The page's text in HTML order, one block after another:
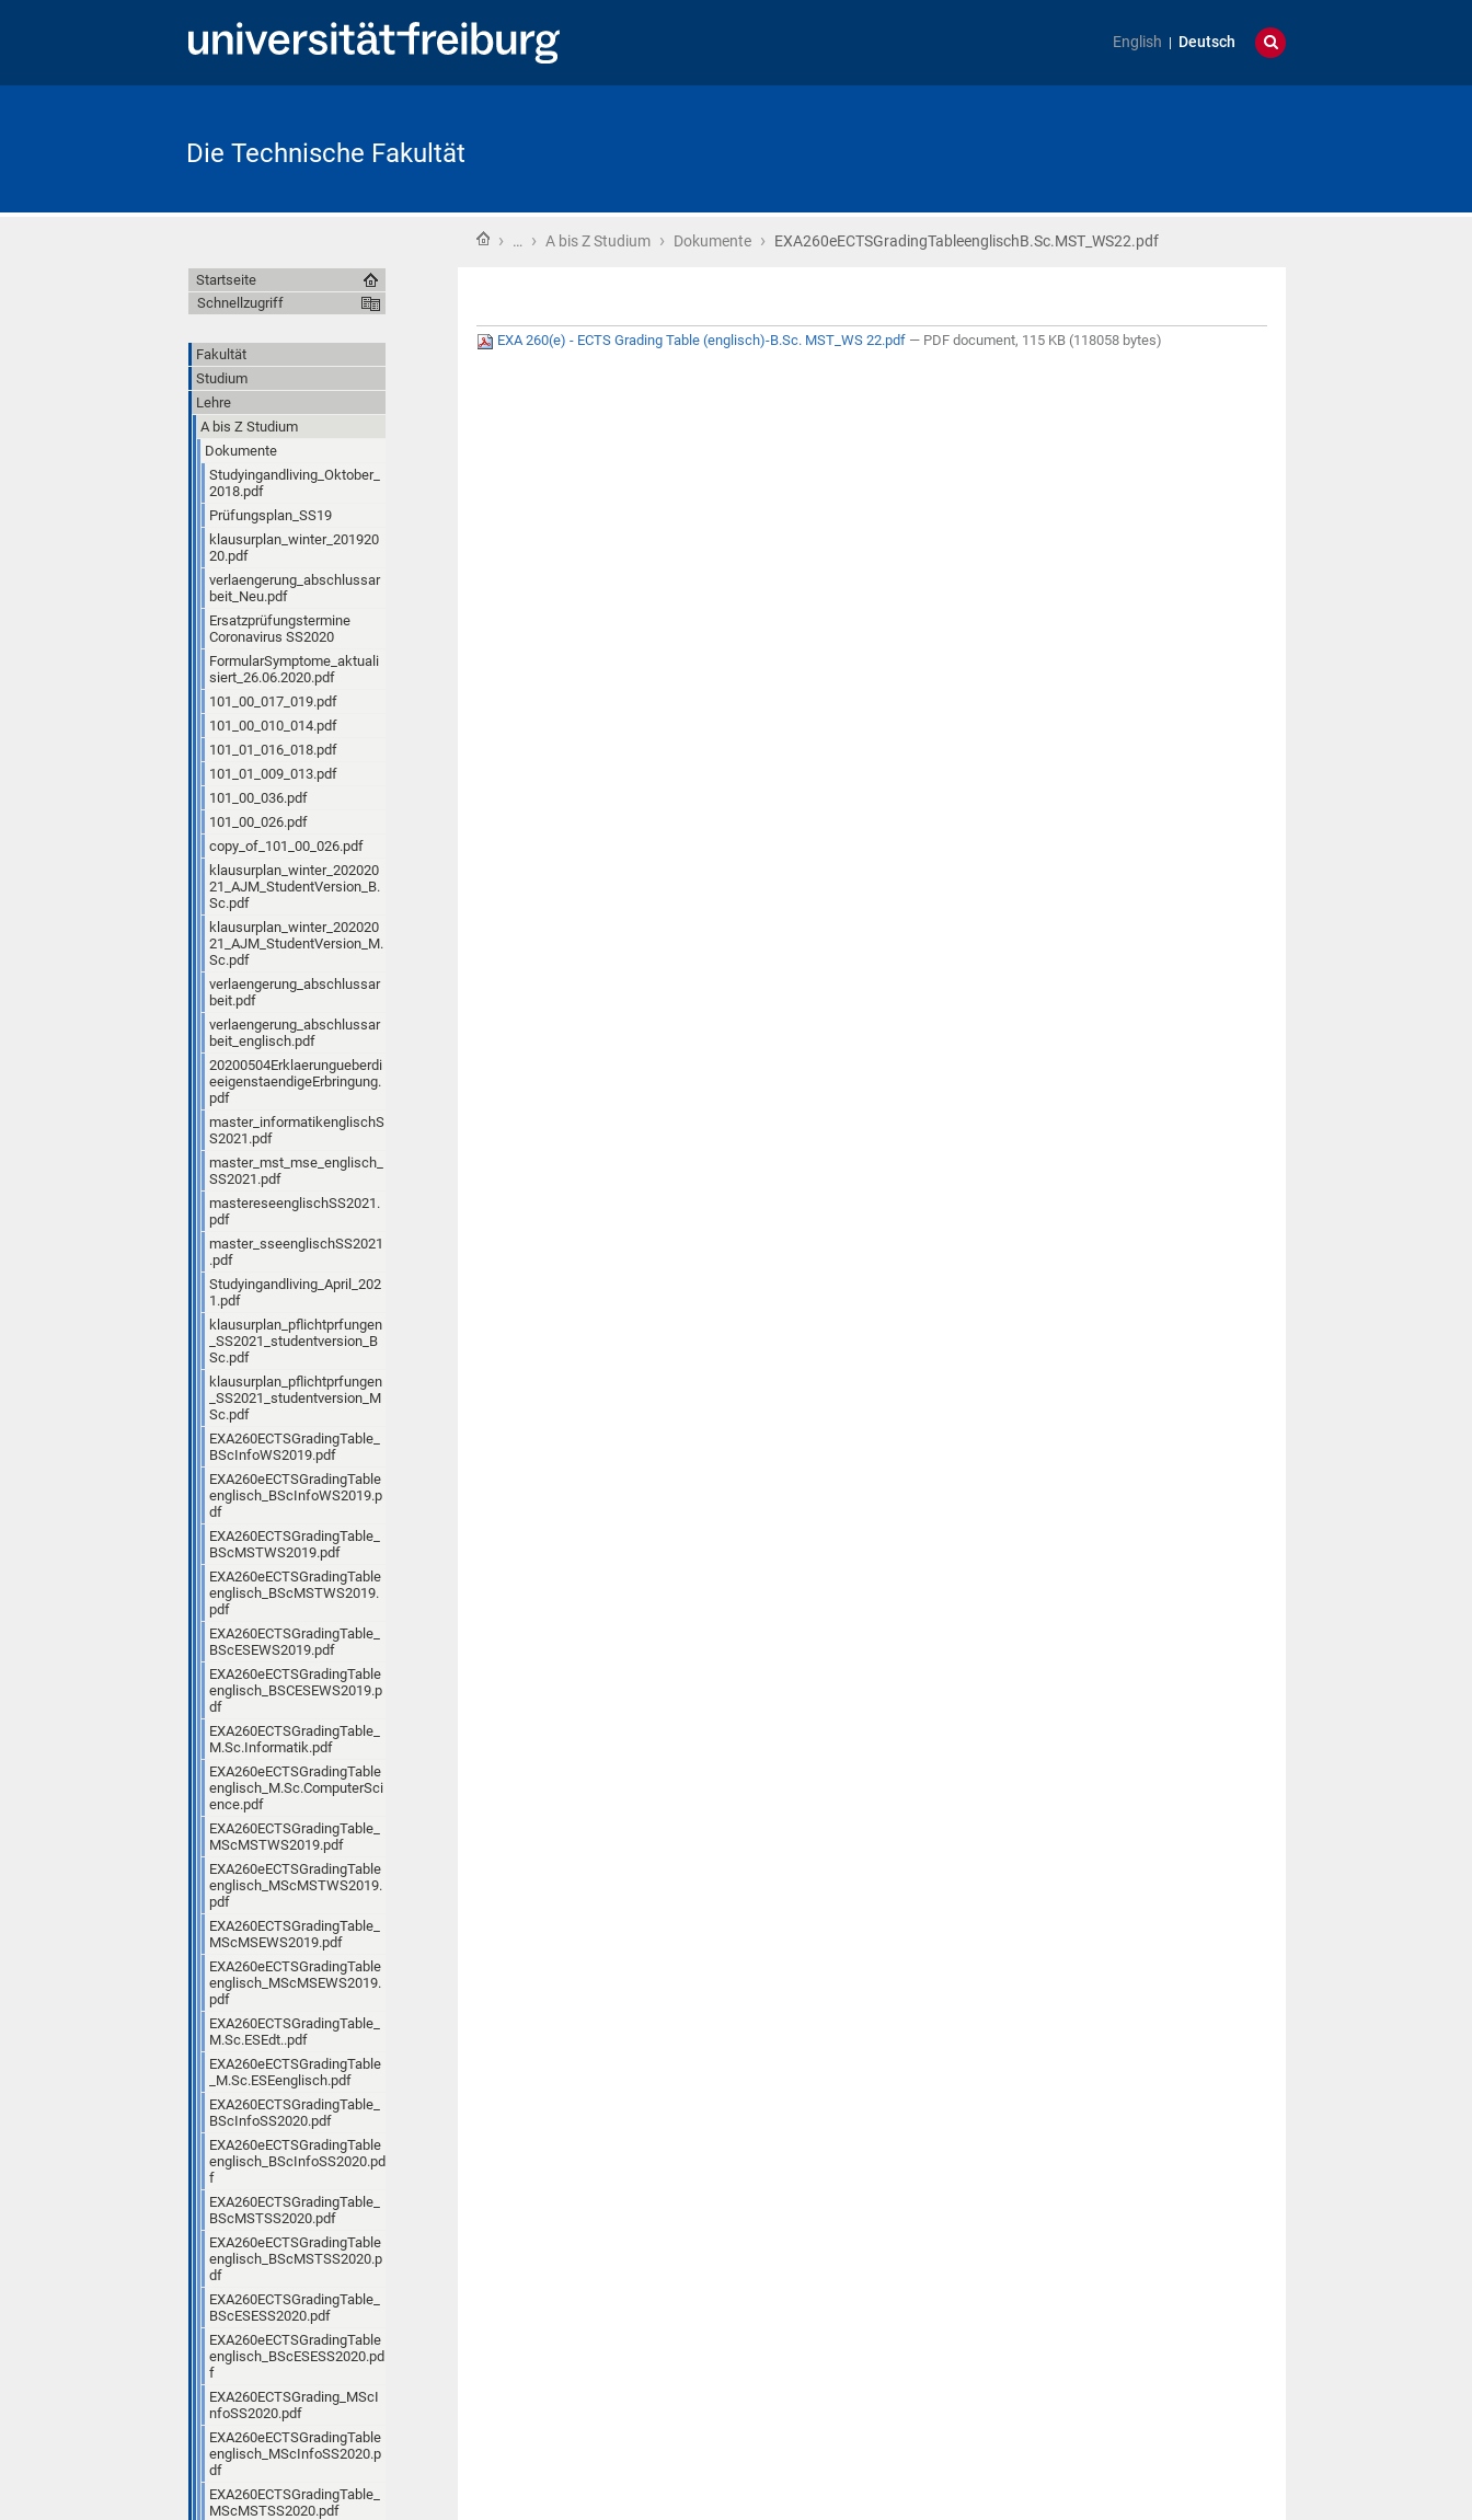
English Deutsch
Die Technische Fakultät
Startseite
› … › A bis Z Studium › Dokumente › EXA260eECTSGradingTableenglischB.Sc.MST_WS22.pdf
EXA 260(e) - ECTS Grading Table (englisch)-B.Sc. MST_WS 22.pdf — PDF document, 115 KB (118058 bytes)
Startseite
Schnellzugriff
Fakultät
Studium
Lehre
A bis Z Studium
Dokumente
Studyingandliving_Oktober_
2018.pdf
Prüfungsplan_SS19
klausurplan_winter_201920
20.pdf
verlaengerung_abschlussar
beit_Neu.pdf
Ersatzprüfungstermine
Coronavirus SS2020
FormularSymptome_aktuali
siert_26.06.2020.pdf
101_00_017_019.pdf
101_00_010_014.pdf
101_01_016_018.pdf
101_01_009_013.pdf
101_00_036.pdf
101_00_026.pdf
copy_of_101_00_026.pdf
klausurplan_winter_202020
21_AJM_StudentVersion_B.
Sc.pdf
klausurplan_winter_202020
21_AJM_StudentVersion_M.
Sc.pdf
verlaengerung_abschlussar
beit.pdf
verlaengerung_abschlussar
beit_englisch.pdf
20200504Erklaerungueberdi
eeigenstaendigeErbringung.
pdf
master_informatikenglischS
S2021.pdf
master_mst_mse_englisch_
SS2021.pdf
mastereseenglischSS2021.
pdf
master_sseenglischSS2021
.pdf
Studyingandliving_April_202
1.pdf
klausurplan_pflichtprfungen
_SS2021_studentversion_B
Sc.pdf
klausurplan_pflichtprfungen
_SS2021_studentversion_M
Sc.pdf
EXA260ECTSGradingTable_
BScInfoWS2019.pdf
EXA260eECTSGradingTable
englisch_BScInfoWS2019.p
df
EXA260ECTSGradingTable_
BScMSTWS2019.pdf
EXA260eECTSGradingTable
englisch_BScMSTWS2019.
pdf
EXA260ECTSGradingTable_
BScESEWS2019.pdf
EXA260eECTSGradingTable
englisch_BSCESEWS2019.p
df
EXA260ECTSGradingTable_
M.Sc.Informatik.pdf
EXA260eECTSGradingTable
englisch_M.Sc.ComputerSci
ence.pdf
EXA260ECTSGradingTable_
MScMSTWS2019.pdf
EXA260eECTSGradingTable
englisch_MScMSTWS2019.
pdf
EXA260ECTSGradingTable_
MScMSEWS2019.pdf
EXA260eECTSGradingTable
englisch_MScMSEWS2019.
pdf
EXA260ECTSGradingTable_
M.Sc.ESEdt..pdf
EXA260eECTSGradingTable
_M.Sc.ESEenglisch.pdf
EXA260ECTSGradingTable_
BScInfoSS2020.pdf
EXA260eECTSGradingTable
englisch_BScInfoSS2020.pd
f
EXA260ECTSGradingTable_
BScMSTSS2020.pdf
EXA260eECTSGradingTable
englisch_BScMSTSS2020.p
df
EXA260ECTSGradingTable_
BScESESS2020.pdf
EXA260eECTSGradingTable
englisch_BScESESS2020.pd
f
EXA260ECTSGrading_MScI
nfoSS2020.pdf
EXA260eECTSGradingTable
englisch_MScInfoSS2020.p
df
EXA260ECTSGradingTable_
MScMSTSS2020.pdf